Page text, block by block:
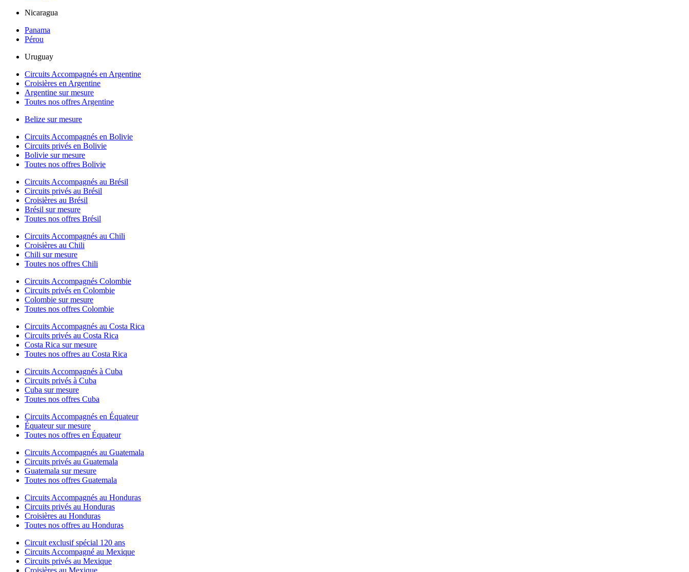
Nicaragua
Panama
Pérou
Uruguay
Circuits Accompagnés en Argentine
Croisières en Argentine
Argentine sur mesure
Toutes nos offres Argentine
Belize sur mesure
Circuits Accompagnés en Bolivie
Circuits privés en Bolivie
Bolivie sur mesure
Toutes nos offres Bolivie
Circuits Accompagnés au Brésil
Circuits privés au Brésil
Croisières au Brésil
Brésil sur mesure
Toutes nos offres Brésil
Circuits Accompagnés au Chili
Croisières au Chili
Chili sur mesure
Toutes nos offres Chili
Circuits Accompagnés Colombie
Circuits privés en Colombie
Colombie sur mesure
Toutes nos offres Colombie
Circuits Accompagnés au Costa Rica
Circuits privés au Costa Rica
Costa Rica sur mesure
Toutes nos offres au Costa Rica
Circuits Accompagnés à Cuba
Circuits privés à Cuba
Cuba sur mesure
Toutes nos offres Cuba
Circuits Accompagnés en Équateur
Équateur sur mesure
Toutes nos offres en Équateur
Circuits Accompagnés au Guatemala
Circuits privés au Guatemala
Guatemala sur mesure
Toutes nos offres Guatemala
Circuits Accompagnés au Honduras
Circuits privés au Honduras
Croisières au Honduras
Toutes nos offres au Honduras
Circuit exclusif spécial 120 ans
Circuits Accompagné au Mexique
Circuits privés au Mexique
Croisières au Mexique